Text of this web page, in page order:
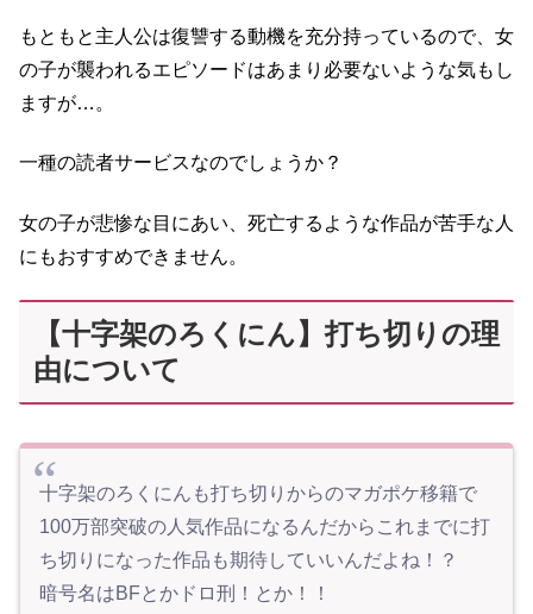
もともと主人公は復讐する動機を充分持っているので、女
の子が襲われるエピソードはあまり必要ないような気もし
ますが…。
一種の読者サービスなのでしょうか？
女の子が悲惨な目にあい、死亡するような作品が苦手な人
にもおすすめできません。
【十字架のろくにん】打ち切りの理
由について
十字架のろくにんも打ち切りからのマガポケ移籍で
100万部突破の人気作品になるんだからこれまでに打
ち切りになった作品も期待していいんだよね！？
暗号名はBFとかドロ刑！とか！！